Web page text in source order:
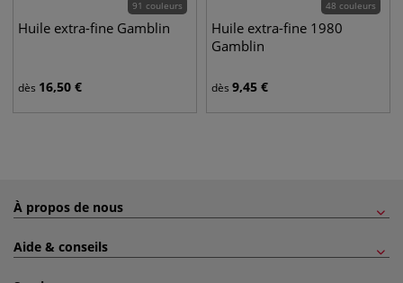
91 couleurs
Huile extra-fine Gamblin
dès 16,50 €
48 couleurs
Huile extra-fine 1980
Gamblin
dès 9,45 €
À propos de nous
Aide & conseils